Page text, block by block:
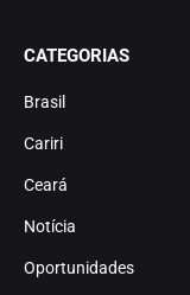
CATEGORIAS
Brasil
Cariri
Ceará
Notícia
Oportunidades